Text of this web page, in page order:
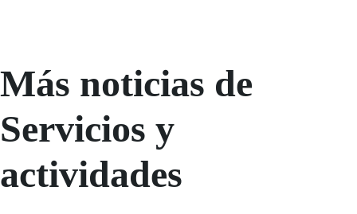
Más noticias de
Servicios y
actividades